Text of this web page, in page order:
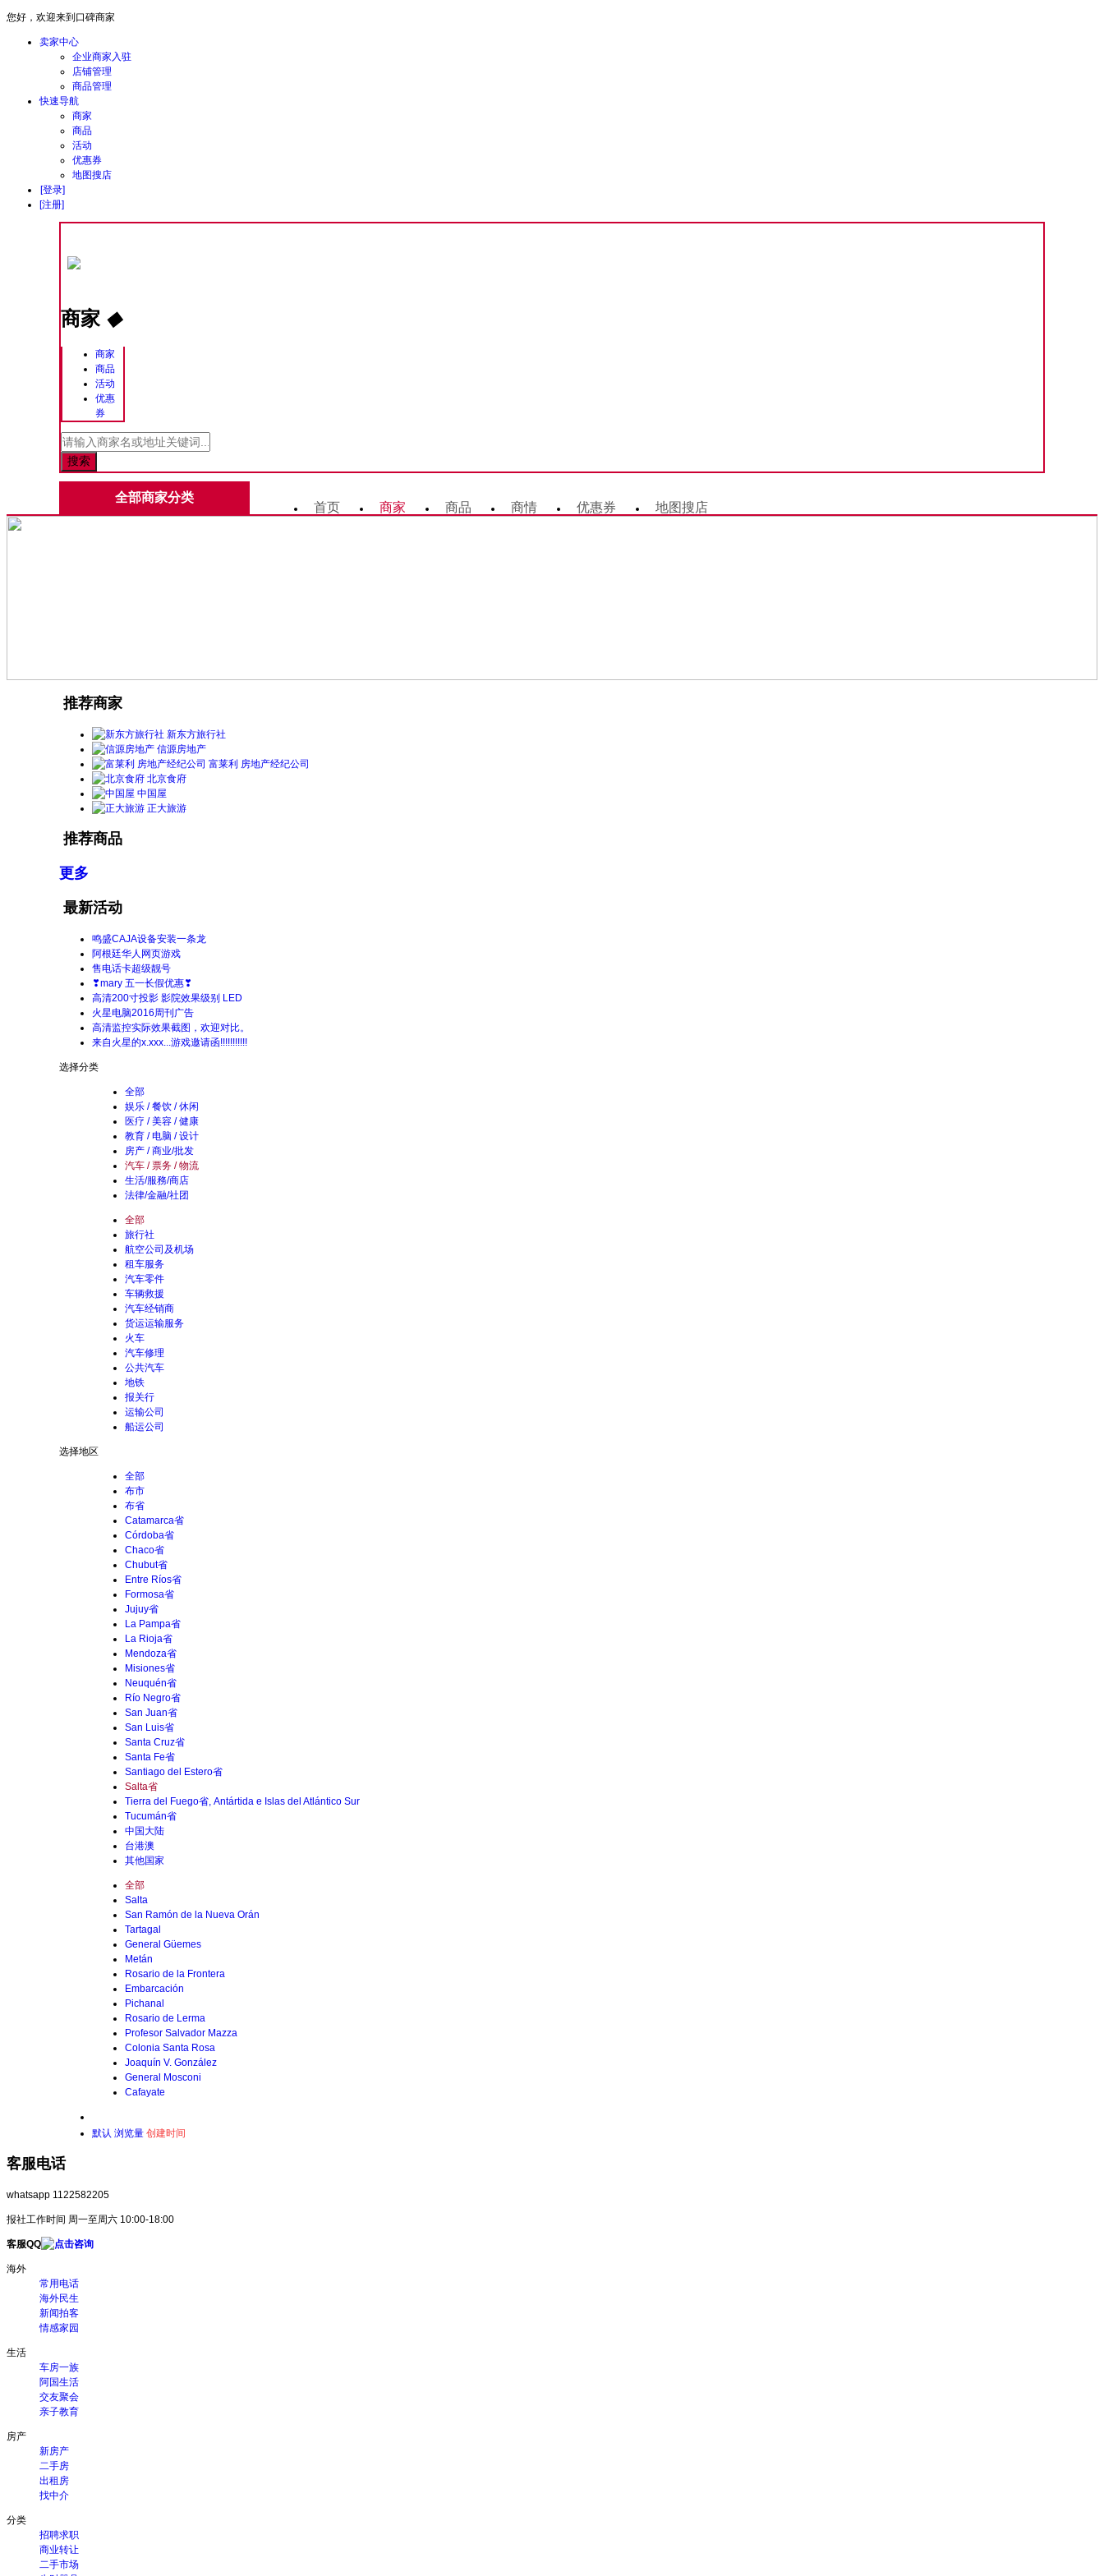
您好，欢迎来到口碑商家
卖家中心
企业商家入驻
店铺管理
商品管理
快速导航
商家
商品
活动
优惠券
地图搜店
[登录]
[注册]
商家 ◆
商家
商品
活动
优惠
券
全部商家分类
首页 商家 商品 商情 优惠券 地图搜店
推荐商家
新东方旅行社
信源房地产
富莱利 房地产经纪公司
北京食府
中国屋
正大旅游
推荐商品
更多
最新活动
鸣盛CAJA设备安装一条龙
阿根廷华人网页游戏
售电话卡超级靓号
❣mary 五一长假优惠❣
高清200寸投影 影院效果级别 LED
火星电脑2016周刊广告
高清监控实际效果截图，欢迎对比。
来自火星的x.xxx...游戏邀请函!!!!!!!!!!!
选择分类
全部
娱乐 / 餐饮 / 休闲
医疗 / 美容 / 健康
教育 / 电脑 / 设计
房产 / 商业/批发
汽车 / 票务 / 物流
生活/服務/商店
法律/金融/社团
全部
旅行社
航空公司及机场
租车服务
汽车零件
车辆救援
汽车经销商
货运运输服务
火车
汽车修理
公共汽车
地铁
报关行
运输公司
船运公司
选择地区
全部
布市
布省
Catamarca省
Córdoba省
Chaco省
Chubut省
Entre Ríos省
Formosa省
Jujuy省
La Pampa省
La Rioja省
Mendoza省
Misiones省
Neuquén省
Río Negro省
San Juan省
San Luis省
Santa Cruz省
Santa Fe省
Santiago del Estero省
Salta省
Tierra del Fuego省, Antártida e Islas del Atlántico Sur
Tucumán省
中国大陆
台港澳
其他国家
全部
Salta
San Ramón de la Nueva Orán
Tartagal
General Güemes
Metán
Rosario de la Frontera
Embarcación
Pichanal
Rosario de Lerma
Profesor Salvador Mazza
Colonia Santa Rosa
Joaquín V. González
General Mosconi
Cafayate
默认 浏览量 创建时间
客服电话
whatsapp 1122582205
报社工作时间 周一至周六 10:00-18:00
客服QQ
海外
常用电话
海外民生
新闻拍客
情感家园
生活
车房一族
阿国生活
交友聚会
亲子教育
房产
新房产
二手房
出租房
找中介
分类
招聘求职
商业转让
二手市场